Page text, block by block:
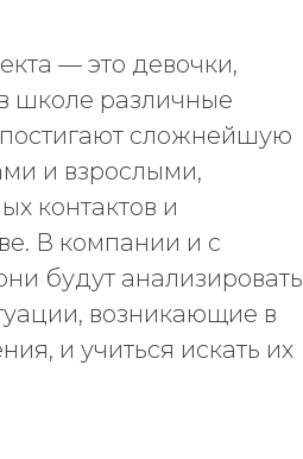
— это девочки,
школе различные
сложнейшую
и взрослыми,
контактов и
В компании и с
будут анализировать
возникающие в
и учиться искать их